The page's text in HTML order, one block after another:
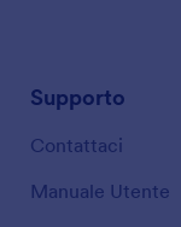
Supporto
Contattaci
Manuale Utente